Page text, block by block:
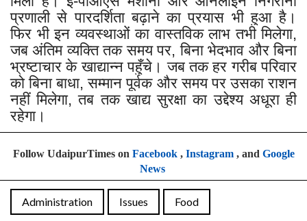
प्रणाली से पारदर्शिता बढ़ाने का प्रयास भी हुआ है।
फिर भी इन व्यवस्थाओं का वास्तविक लाभ तभी मिलेगा,
जब अंतिम व्यक्ति तक समय पर, बिना भेदभाव और बिना
भ्रष्टाचार के खाद्यान्न पहुँचे। जब तक हर गरीब परिवार
को बिना बाधा, सम्मान पूर्वक और समय पर उसका राशन
नहीं मिलेगा, तब तक खाद्य सुरक्षा का उद्देश्य अधूरा ही
रहेगा।
Follow UdaipurTimes on Facebook, Instagram, and Google
News
Administration Issues Food